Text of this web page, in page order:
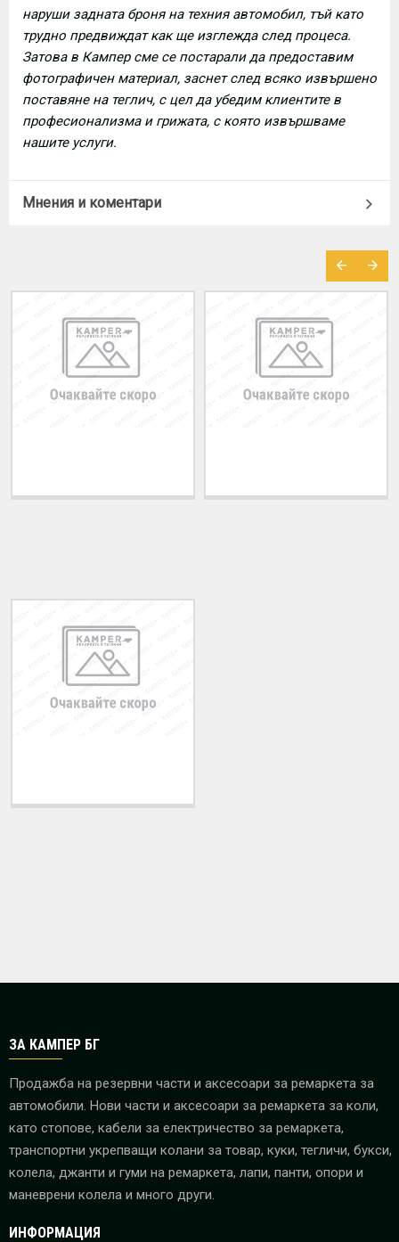
наруши задната броня на техния автомобил, тъй като
трудно предвиждат как ще изглежда след процеса.
Затова в Кампер сме се постарали да предоставим
фотографичен материал, заснет след всяко извършено
поставяне на теглич, с цел да убедим клиентите в
професионализма и грижата, с която извършваме
нашите услуги.
Мнения и коментари
ЗА КАМПЕР БГ
Продажба на резервни части и аксесоари за ремаркета за
автомобили. Нови части и аксесоари за ремаркета за коли,
като стопове, кабели за електричество за ремаркета,
транспортни укрепващи колани за товар, куки, тегличи, букси,
колела, джанти и гуми на ремаркета, лапи, панти, опори и
маневрени колела и много други.
ИНФОРМАЦИЯ